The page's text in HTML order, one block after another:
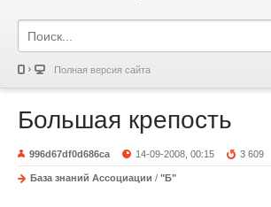
Полная версия сайта
Большая крепость
996d67df0d686ca 14-09-2008, 00:15 3 609
База знаний Ассоциации / "Б"